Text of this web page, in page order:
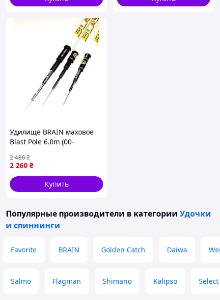
Удилище BRAIN маховое
Blast Pole 6.0m (00-
2 260 ₴
2 486₴
Купить
Популярные производители в категории Удочки
и спиннинги
Favorite BRAIN Golden Catch Daiwa
Salmo Flagman Shimano Kalipso Select